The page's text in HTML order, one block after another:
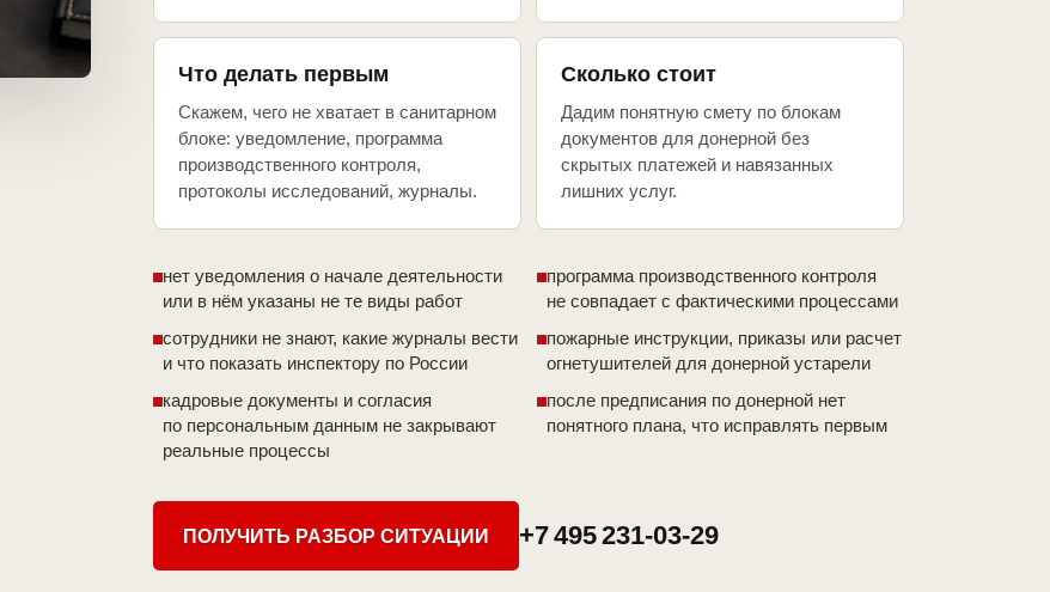
Что делать первым
Скажем, чего не хватает в санитарном
блоке: уведомление, программа
производственного контроля,
протоколы исследований, журналы.
Сколько стоит
Дадим понятную смету по блокам
документов для донерной без
скрытых платежей и навязанных
лишних услуг.
нет уведомления о начале деятельности
или в нём указаны не те виды работ
программа производственного контроля
не совпадает с фактическими процессами
сотрудники не знают, какие журналы вести
и что показать инспектору по России
пожарные инструкции, приказы или расчет
огнетушителей для донерной устарели
кадровые документы и согласия
по персональным данным не закрывают
реальные процессы
после предписания по донерной нет
понятного плана, что исправлять первым
ПОЛУЧИТЬ РАЗБОР СИТУАЦИИ +7 495 231-03-29